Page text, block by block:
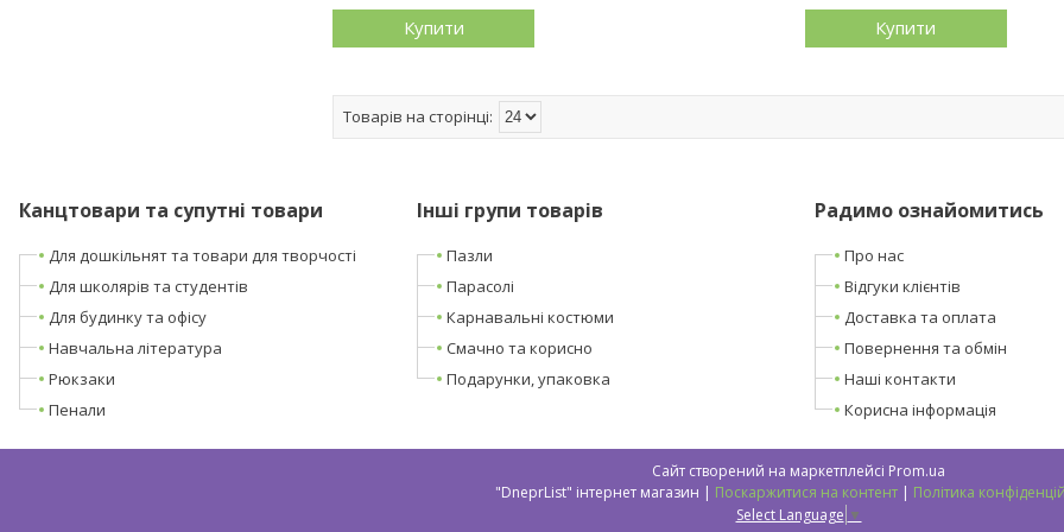
Купити Купити
Канцтовари та супутні товари
Для дошкільнят та товари для творчості
Для школярів та студентів
Для будинку та офісу
Навчальна література
Рюкзаки
Пенали
Інші групи товарів
Пазли
Парасолі
Карнавальні костюми
Смачно та корисно
Подарунки, упаковка
Радимо ознайомитись
Про нас
Відгуки клієнтів
Доставка та оплата
Повернення та обмін
Наші контакти
Корисна інформація
Сайт створений на маркетплейсі Prom.ua
"DneprList" інтернет магазин | Поскаржитися на контент | Політика
Select Language ▼